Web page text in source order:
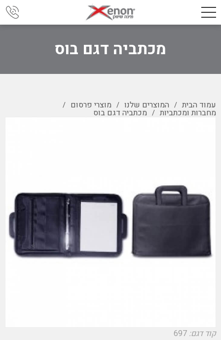
מכתביה דגם בוס
עמוד הבית / המוצרים שלנו / מוצרי פרסום /
מחברות ומכתביות / מכתביה דגם בוס
קוד דגם: 697